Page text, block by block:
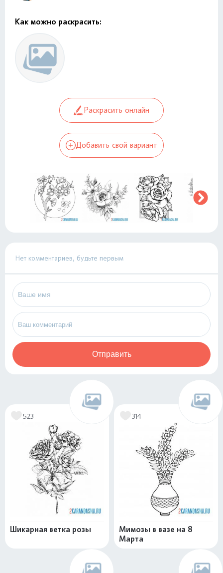
Как можно раскрасить:
Раскрасить онлайн
Добавить свой вариант
Нет комментариев, будьте первым
Отправить
523
Шикарная ветка розы
314
Мимозы в вазе на 8
Марта